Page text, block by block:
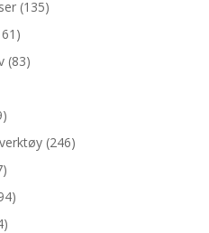
(135)
(83)
(246)